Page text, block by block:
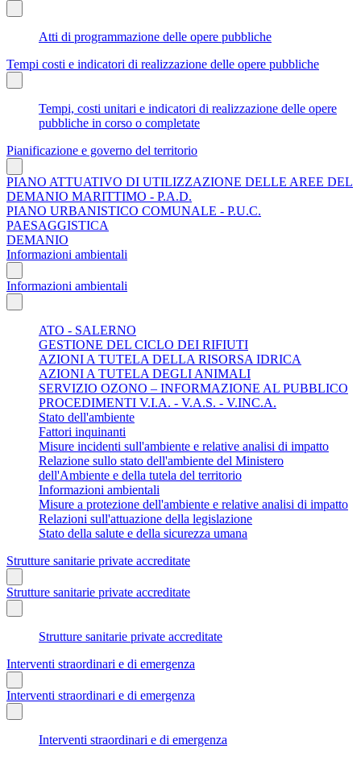
Atti di programmazione delle opere pubbliche
Tempi costi e indicatori di realizzazione delle opere pubbliche
Tempi, costi unitari e indicatori di realizzazione delle opere
pubbliche in corso o completate
Pianificazione e governo del territorio
PIANO ATTUATIVO DI UTILIZZAZIONE DELLE AREE DEL
DEMANIO MARITTIMO - P.A.D.
PIANO URBANISTICO COMUNALE - P.U.C.
PAESAGGISTICA
DEMANIO
Informazioni ambientali
Informazioni ambientali
ATO - SALERNO
GESTIONE DEL CICLO DEI RIFIUTI
AZIONI A TUTELA DELLA RISORSA IDRICA
AZIONI A TUTELA DEGLI ANIMALI
SERVIZIO OZONO – INFORMAZIONE AL PUBBLICO
PROCEDIMENTI V.I.A. - V.A.S. - V.INC.A.
Stato dell'ambiente
Fattori inquinanti
Misure incidenti sull'ambiente e relative analisi di impatto
Relazione sullo stato dell'ambiente del Ministero
dell'Ambiente e della tutela del territorio
Informazioni ambientali
Misure a protezione dell'ambiente e relative analisi di impatto
Relazioni sull'attuazione della legislazione
Stato della salute e della sicurezza umana
Strutture sanitarie private accreditate
Strutture sanitarie private accreditate
Strutture sanitarie private accreditate
Interventi straordinari e di emergenza
Interventi straordinari e di emergenza
Interventi straordinari e di emergenza